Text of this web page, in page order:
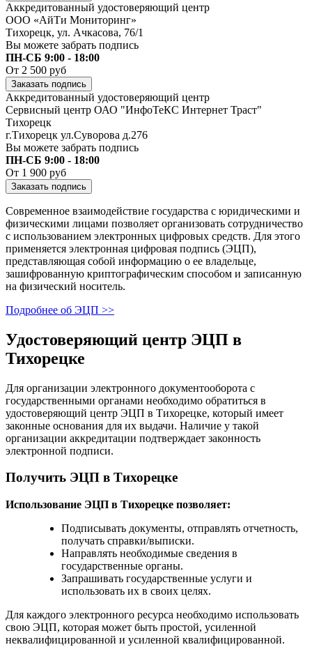
Аккредитованный удостоверяющий центр
ООО «АйТи Мониторинг»
Тихорецк, ул. Ачкасова, 76/1
Вы можете забрать подпись
ПН-СБ 9:00 - 18:00
От 2 500 руб
Заказать подпись
Аккредитованный удостоверяющий центр
Сервисный центр ОАО "ИнфоТеКС Интернет Траст"
Тихорецк
г.Тихорецк ул.Суворова д.276
Вы можете забрать подпись
ПН-СБ 9:00 - 18:00
От 1 900 руб
Заказать подпись
Современное взаимодействие государства с юридическими и
физическими лицами позволяет организовать сотрудничество
с использованием электронных цифровых средств. Для этого
применяется электронная цифровая подпись (ЭЦП),
представляющая собой информацию о ее владельце,
зашифрованную криптографическим способом и записанную
на физический носитель.
Подробнее об ЭЦП >>
Удостоверяющий центр ЭЦП в
Тихорецке
Для организации электронного документооборота с
государственными органами необходимо обратиться в
удостоверяющий центр ЭЦП в Тихорецке, который имеет
законные основания для их выдачи. Наличие у такой
организации аккредитации подтверждает законность
электронной подписи.
Получить ЭЦП в Тихорецке
Использование ЭЦП в Тихорецке позволяет:
Подписывать документы, отправлять отчетность,
получать справки/выписки.
Направлять необходимые сведения в
государственные органы.
Запрашивать государственные услуги и
использовать их в своих целях.
Для каждого электронного ресурса необходимо использовать
свою ЭЦП, которая может быть простой, усиленной
неквалифицированной и усиленной квалифицированной.